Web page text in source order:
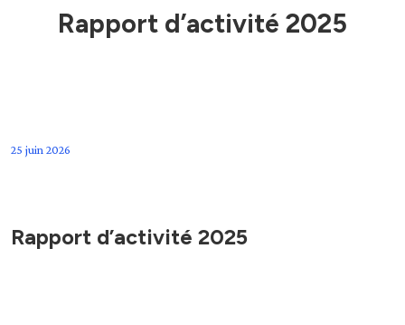
Rapport d’activité 2025
25 juin 2026
Rapport d’activité 2025